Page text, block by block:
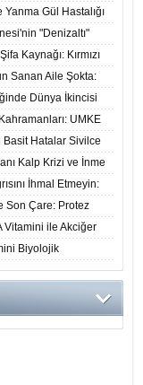
Tespit
Yanma Gül Hastalığı
"Denizaltı"
Umut Oluyor
Kaynağı: Kırmızı
Koruyor
Sanan Aile Şokta:
Geçirdi
Dünya İkincisi
UMKE
Hatalar Sivilce
Kalp Krizi ve İnme
İhmal Etmeyin:
Son Çare: Protez
Vitamini ile Akciğer
Biyolojik